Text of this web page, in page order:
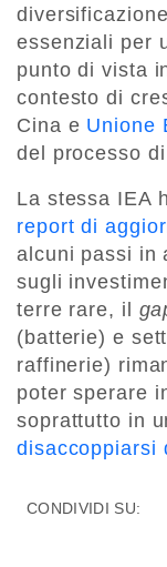
essenziali per
punto di vista
contesto di
Cina e Unione
del processo
La stessa IEA
report di
alcuni passi in
sugli
terre rare, il
(batterie) e
raffinerie)
poter sperare
soprattutto in
disaccoppiarsi
CONDIVIDI SU: